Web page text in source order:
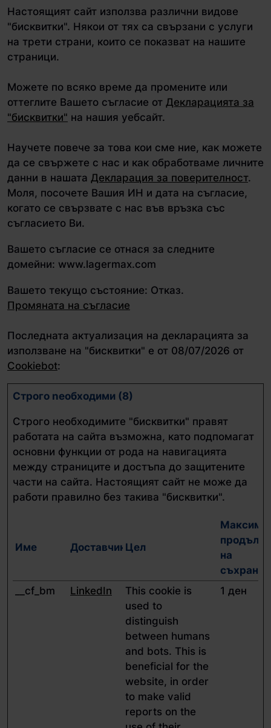
Настоящият сайт използва различни видове
"бисквитки". Някои от тях са свързани с услуги
на трети страни, които се показват на нашите
страници.
Можете по всяко време да промените или
оттеглите Вашето съгласие от Декларацията за
"бисквитки" на нашия уебсайт.
Научете повече за това кои сме ние, как можете
да се свържете с нас и как обработваме личните
данни в нашата Декларация за поверителност.
Моля, посочете Вашия ИН и дата на съгласие,
когато се свързвате с нас във връзка със
съгласието Ви.
Вашето съгласие се отнася за следните
домейни: www.lagermax.com
Вашето текущо състояние: Отказ.
Промяната на съгласие
Последната актуализация на декларацията за
използване на "бисквитки" е от 08/07/2026 от
Cookiebot:
Строго nеобходими (8)
Строго необходимите "бисквитки" правят
работата на сайта възможна, като подпомагат
основни функции от рода на навигацията
между страниците и достъпа до защитените
части на сайта. Настоящият сайт не може да
работи правилно без такива "бисквитки".
Име Доставчик Цел
на
__cf_bm
LinkedIn
This cookie is
used to
distinguish
between humans
and bots. This is
beneficial for the
website, in order
to make valid
reports on the
1 ден